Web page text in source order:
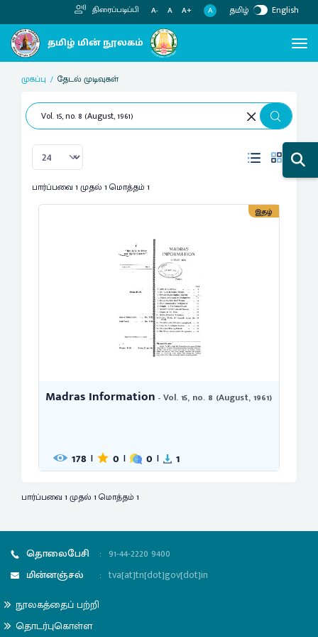
திரைப்படிப்பி A- A A+ A தமிழ் English
முகப்பு தேடல் முடிவுகள்
பார்ப்பவை 1 முதல் 1 மொத்தம் 1
இதழ்
Madras Information - Vol. 15, no. 8 (August, 1961)
178 | 0 | 0 | 1
பார்ப்பவை 1 முதல் 1 மொத்தம் 1
தொலைபேசி : 91-44-2220 9400
மின்னஞ்சல்
: tva[at]tn[dot]gov[dot]in
நூலகத்தைப் பற்றி
தொடர்புகொள்ள